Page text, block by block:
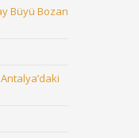
Büyü Bozan